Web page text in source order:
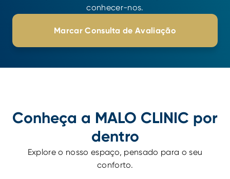
conhecer-nos.
Marcar Consulta de Avaliação
Conheça a MALO CLINIC por
dentro
Explore o nosso espaço, pensado para o seu
conforto.